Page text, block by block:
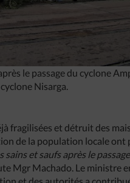
le passage du cyclone
Nisarga.
fragilisées et détruit des
de la population locale ont
sains et saufs après le
Mgr Machado. Le ministre